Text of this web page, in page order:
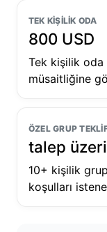
TEK KIŞILIK ODA
800 USD
Tek kişilik oda
müsaitliğine
ÖZEL GRUP
talep
10+ kişilik
koşulları